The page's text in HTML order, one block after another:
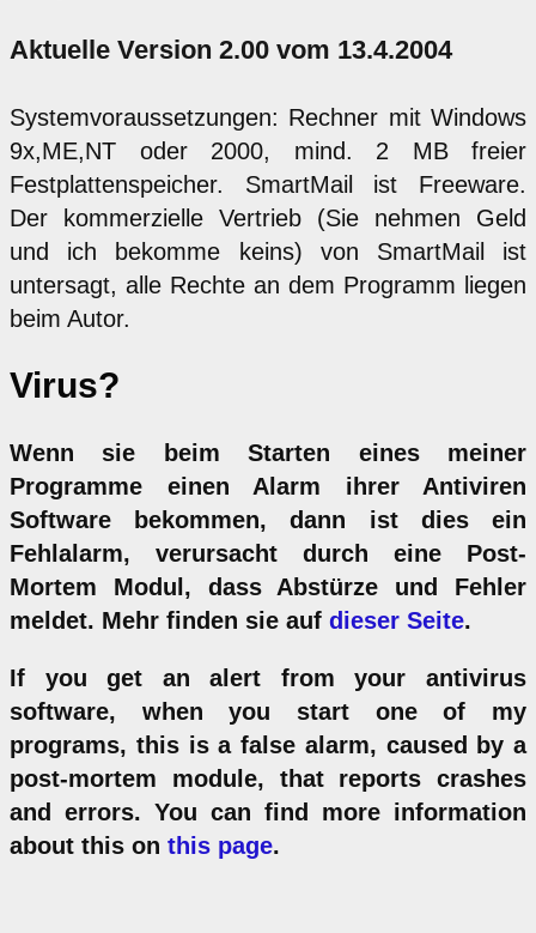
Aktuelle Version 2.00 vom 13.4.2004
Systemvoraussetzungen: Rechner mit Windows
9x,ME,NT oder 2000, mind. 2 MB freier
Festplattenspeicher. SmartMail ist Freeware.
Der kommerzielle Vertrieb (Sie nehmen Geld
und ich bekomme keins) von SmartMail ist
untersagt, alle Rechte an dem Programm liegen
beim Autor.
Virus?
Wenn sie beim Starten eines meiner
Programme einen Alarm ihrer Antiviren
Software bekommen, dann ist dies ein
Fehlalarm, verursacht durch eine Post-
Mortem Modul, dass Abstürze und Fehler
meldet. Mehr finden sie auf dieser Seite.
If you get an alert from your antivirus
software, when you start one of my
programs, this is a false alarm, caused by a
post-mortem module, that reports crashes
and errors. You can find more information
about this on this page.